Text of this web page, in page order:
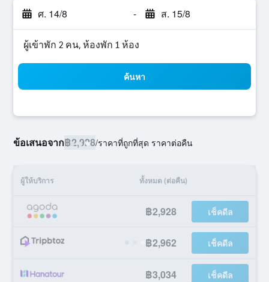
ศ. 14/8 - ส. 15/8
ผู้เข้าพัก 2 คน, ห้องพัก 1 ห้อง
ค้นหา
ข้อเสนอจาก฿2,928/ราคาที่ถูกที่สุด ราคาต่อคืน
ผู้ให้บริการ ทั้งหมด (ต่อคืน)
฿2,928 เช็คดีล
฿2,962 เช็คดีล
฿3,034 เช็คดีล